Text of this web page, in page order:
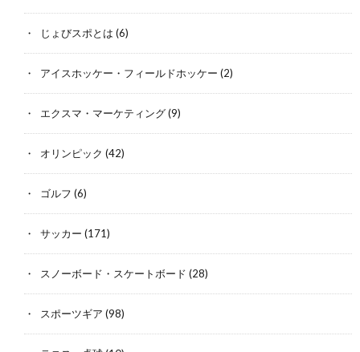
じょびスポとは (6)
アイスホッケー・フィールドホッケー (2)
エクスマ・マーケティング(9)
オリンピック (42)
ゴルフ (6)
サッカー (171)
スノーボード・スケートボード (28)
スポーツギア (98)